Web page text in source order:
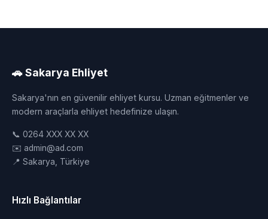
🚗 Sakarya Ehliyet
Sakarya'nın en güvenilir ehliyet kursu. Uzman eğitmenler ve
modern araçlarla ehliyet hedefinize ulaşın.
📞 0264 XXX XX XX
✉️ admin@ad.com
📍 Sakarya, Türkiye
Hızlı Bağlantılar